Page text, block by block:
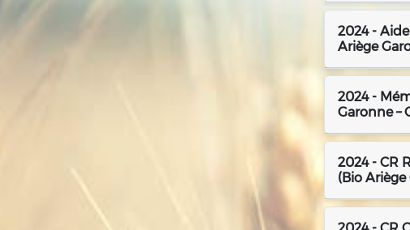
2024 -
Ariège
2024 -
Garonne –
2024 - CR
(Bio